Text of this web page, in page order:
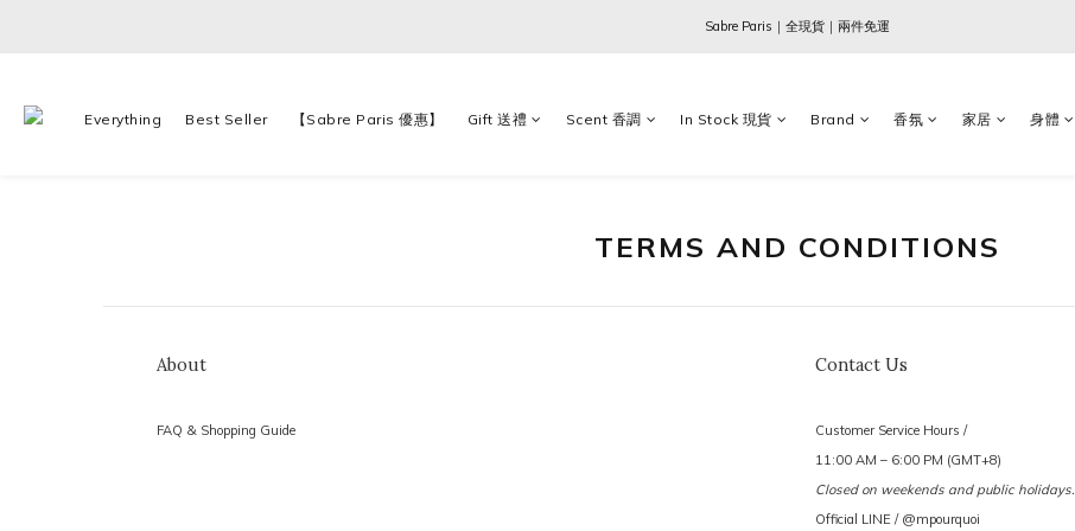
Ogata x 坂本龍一 ｜大師珍藏系列
Sabre Paris｜全現貨｜兩件免運
Everything Best Seller 【Sabre Paris 優惠】 Gift 送禮 Scent 香調 In Stock 現貨 Brand 香氛 家居 身體
TERMS AND CONDITIONS
About
FAQ & Shopping Guide
Contact Us
Customer Service Hours /
11:00 AM – 6:00 PM (GMT+8)
Closed on weekends and public holidays.
Official LINE / @mpourquoi